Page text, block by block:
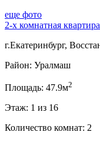
еще фото
2-х комнатная
г.Екатеринбург,
Район: Уралмаш
Площадь: 47.9м2
Этаж: 1 из 16
Количество комнат: 2